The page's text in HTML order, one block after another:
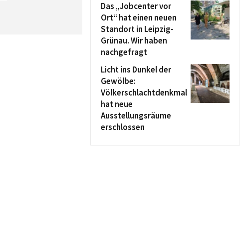
Das „Jobcenter vor
Ort“ hat einen neuen
Standort in Leipzig-
Grünau. Wir haben
nachgefragt
Licht ins Dunkel der
Gewölbe:
Völkerschlachtdenkmal
hat neue
Ausstellungsräume
erschlossen